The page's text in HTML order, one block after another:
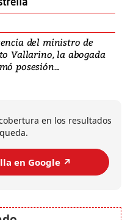
del ministro de
Vallarino, la abogada
posesión...
en los resultados
en Google ↗️